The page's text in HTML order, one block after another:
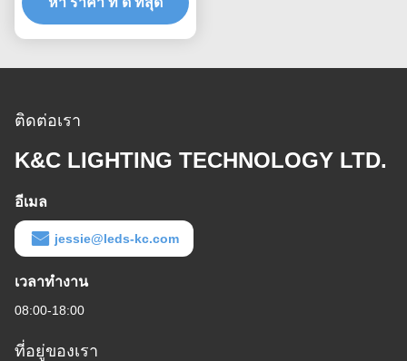
ติดต่อเรา
K&C LIGHTING TECHNOLOGY LTD.
อีเมล
jessie@leds-kc.com
เวลาทํางาน
08:00-18:00
ที่อยู่ของเรา